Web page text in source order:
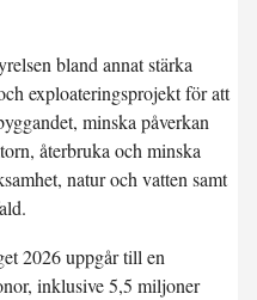
bland annat stärka
exploateringsprojekt för att
minska påverkan
återbruka och minska
natur och vatten samt
2026 uppgår till en
inklusive 5,5 miljoner